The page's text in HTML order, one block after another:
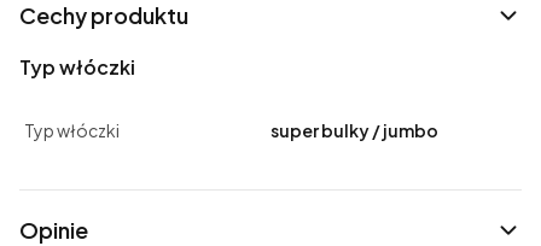
Cechy produktu
Typ włóczki
Typ włóczki super bulky / jumbo
Opinie